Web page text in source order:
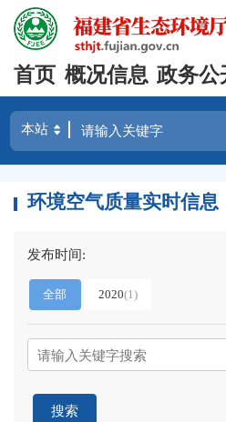
首页 概况信息 政务公
环境空气质量实时信息
发布时间:
全部 2020(1)
搜索